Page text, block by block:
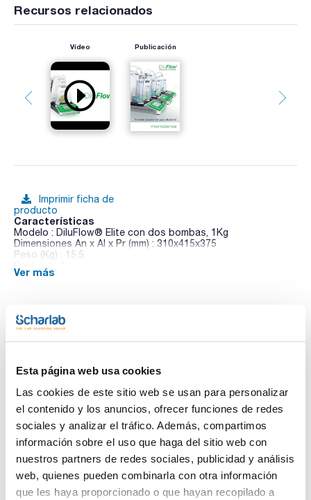
Esta página web usa cookies
Las cookies de este sitio web se usan para personalizar
el contenido y los anuncios, ofrecer funciones de redes
sociales y analizar el tráfico. Además, compartimos
información sobre el uso que haga del sitio web con
nuestros partners de redes sociales, publicidad y análisis
web, quienes pueden combinarla con otra información
que les haya proporcionado o que hayan recopilado a
Recursos relacionados
Vídeo Publicación
Imprimir ficha de
producto
Características
Modelo : DiluFlow® Elite con dos bombas, 1Kg
Dimensiones An x Al x Pr (mm) : 310x415x375
Peso (Kg) : 15,5
Pack (u.) : 1
Todos los protocolos de dilución y de dispensación están
disponibles.
- Perfil ultra bajo de sólo 30 cm. Perfecto para un flujo
- Sistema GeckoGrip (patentado): sostiene la bolsa en todas
las condiciones.
- Código de luz: indicador intuitivo del estado
- DripTray extraíble (patentado)
- El más rápido del mundo: sólo 9 s para dispensar 225 ml
(tiempo de dilución para una muestra de 25 g diluido a 1/10
con kit de refuerzo).
- Funciones de dispensación y de pesaje en uno
- Bombas de calidad superior Watson Marlow®
- Bandeja de goteo extraíble (patentado)
- BagOpen® magnética (Diseño patentado)
- Trazabilidad (impresora, Excel™ ...)
- Resolución de hasta 200 g: 0,01 g
Ver más
Te puede interesar